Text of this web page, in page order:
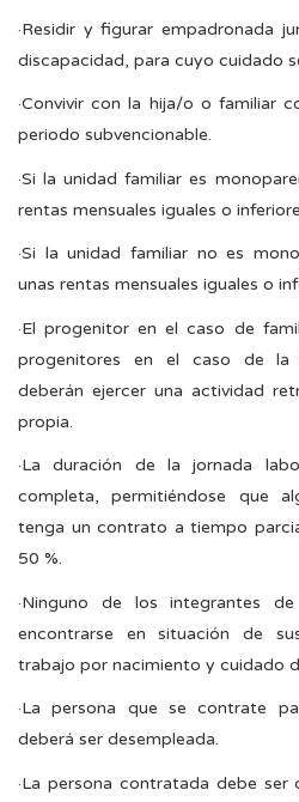
·Residir y figurar empadronada
discapacidad, para cuyo cuidado
·Convivir con la hija/o o familiar
periodo subvencionable.
·Si la unidad familiar es
rentas mensuales iguales o
·Si la unidad familiar no es
unas rentas mensuales iguales o
·El progenitor en el caso de
progenitores en el caso de la
deberán ejercer una actividad
propia.
·La duración de la jornada
completa, permitiéndose que
tenga un contrato a tiempo
50 %.
·Ninguno de los integrantes
encontrarse en situación de
trabajo por nacimiento y cuidado
·La persona que se contrate
deberá ser desempleada.
·La persona contratada debe